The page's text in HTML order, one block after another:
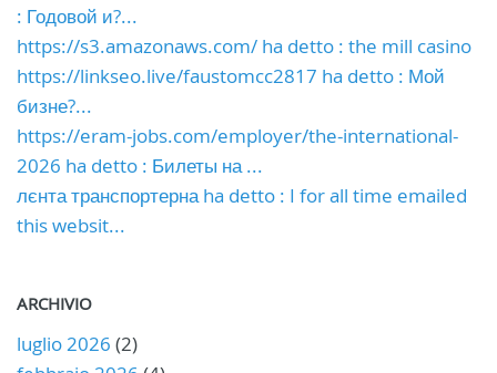
: Годовой и?...
https://s3.amazonaws.com/ ha detto : the mill casino
https://linkseo.live/faustomcc2817 ha detto : Мой
бизне?...
https://eram-jobs.com/employer/the-international-
2026 ha detto : Билеты на ...
лєнта транспортерна ha detto : I for all time emailed
this websit...
ARCHIVIO
luglio 2026 (2)